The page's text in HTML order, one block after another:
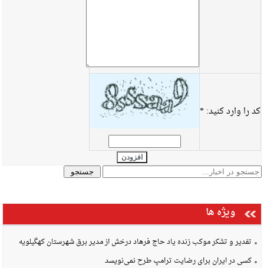
کد را وارد کنید:*
افزودن
ویژه ها
تفدیر و تشکر موکب زنده یاد حاج فرهاد درخش از مدیر برق شهرستان کهگیلویه
کسی در ایران برای رضایت ترامپ طرح نمی‌نویسد